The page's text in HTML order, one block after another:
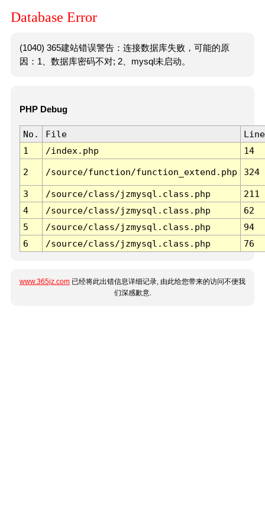
Database Error
(1040) 365建站错误警告：连接数据库失败，可能的原
因：1、数据库密码不对; 2、mysql未启动。
PHP Debug
No. File
Line
1
/index.php 14
2 /source/function/function_extend.php 324
3 /source/class/jzmysql.class.php
211
4
/source/class/jzmysql.class.php
62
5
/source/class/jzmysql.class.php
94
6
/source/class/jzmysql.class.php 76
www.365jz.com 已经将此出错信息详细记录, 由此给您带来的访问不便我
们深感歉意.